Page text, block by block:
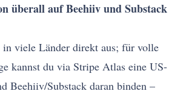
überall auf Beehiiv und Substack
in viele Länder direkt aus; für volle
kannst du via Stripe Atlas eine US-
Beehiiv/Substack daran binden –